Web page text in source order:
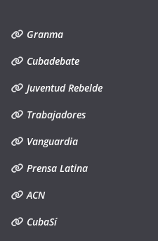
Granma
Cubadebate
Juventud Rebelde
Trabajadores
Vanguardia
Prensa Latina
ACN
CubaSí